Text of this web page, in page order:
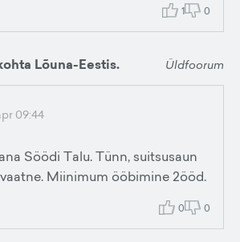
1 0
Lõuna-Eestis. Üldfoorum
09:44
Söödi Talu. Tünn, suitsusaun
Miinimum ööbimine 2ööd.
0 0